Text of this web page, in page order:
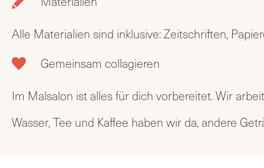
Alle Materialien sind inklusive: Zeitschriften,
Gemeinsam collagieren
Im Malsalon ist alles für dich vorbereitet. Wir
Wasser, Tee und Kaffee haben wir da, andere